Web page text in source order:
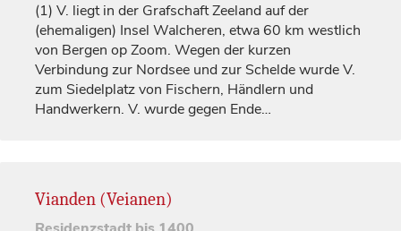
(1) V. liegt in der GrafschaftZeeland auf der
(ehemaligen) Insel Walcheren, etwa 60 km westlich
von Bergen op Zoom. Wegen der kurzen
Verbindung zur Nordsee und zur Schelde wurde V.
zum Siedelplatz von Fischern, Händlern und
Handwerkern. V. wurde gegen Ende…
Vianden (Veianen)